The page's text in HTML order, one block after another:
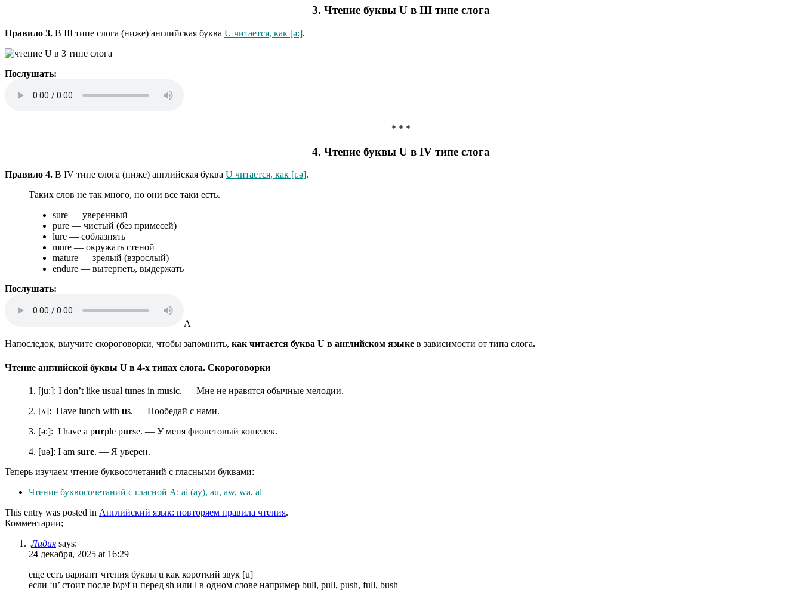
3. Чтение буквы U в III типе слога
Правило 3. В III типе слога (ниже) английская буква U читается, как [ə:].
Послушать:
* * *
4. Чтение буквы U в IV типе слога
Правило 4. В IV типе слога (ниже) английская буква U читается, как [ʋə].
Таких слов не так много, но они все таки есть.
sure — уверенный
pure — чистый (без примесей)
lure — соблазнять
mure — окружать стеной
mature — зрелый (взрослый)
endure — вытерпеть, выдержать
Послушать:
А
Напоследок, выучите скороговорки, чтобы запомнить, как читается буква U в английском языке в зависимости от типа слога.
Чтение английской буквы U в 4-х типах слога. Скороговорки
1. [ju:]: I don’t like usual tunes in music. — Мне не нравятся обычные мелодии.
2. [ʌ]: Have lunch with us. — Пообедай с нами.
3. [ə:]: I have a purple purse. — У меня фиолетовый кошелек.
4. [uə]: I am sure. — Я уверен.
Теперь изучаем чтение буквосочетаний с гласными буквами:
Чтение буквосочетаний с гласной A: ai (ay), au, aw, wa, al
This entry was posted in Английский язык: повторяем правила чтения.
Комментарии;
Лидия says:
24 декабря, 2025 at 16:29
еще есть вариант чтения буквы u как короткий звук [u]
если ‘u’ стоит после b\p\f и перед sh или l в одном слове например bull, pull, push, full, bush